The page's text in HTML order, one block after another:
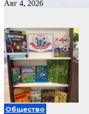
Авг 4, 2026
Общество